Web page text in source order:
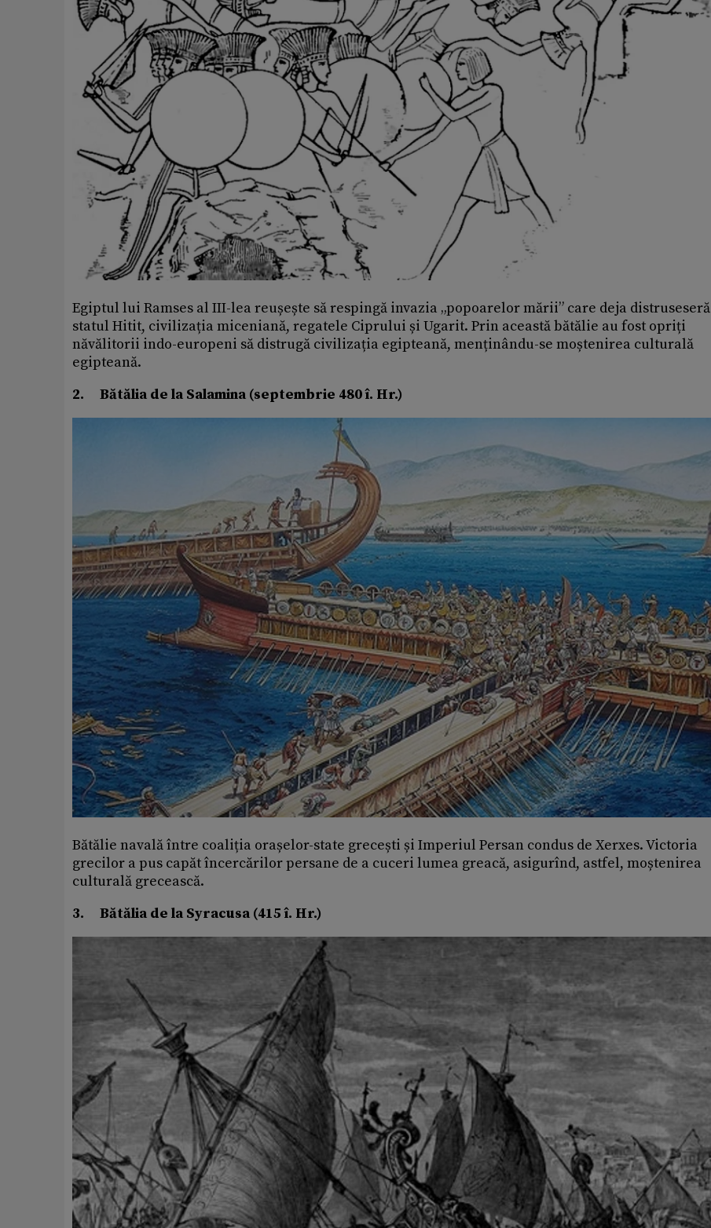
Egiptul lui Ramses al III-lea reușește să respingă invazia „popoarelor mării” care deja distruseseră
statul Hitit, civilizația miceniană, regatele Ciprului și Ugarit. Prin această bătălie au fost opriți
năvălitorii indo-europeni să distrugă civilizația egipteană, menținându-se moștenirea culturală
egipteană.
2. Bătălia de la Salamina (septembrie 480 î. Hr.)
Bătălie navală între coaliția orașelor-state grecești și Imperiul Persan condus de Xerxes. Victoria
grecilor a pus capăt încercărilor persane de a cuceri lumea greacă, asigurînd, astfel, moștenirea
culturală grecească.
3. Bătălia de la Syracusa (415 î. Hr.)